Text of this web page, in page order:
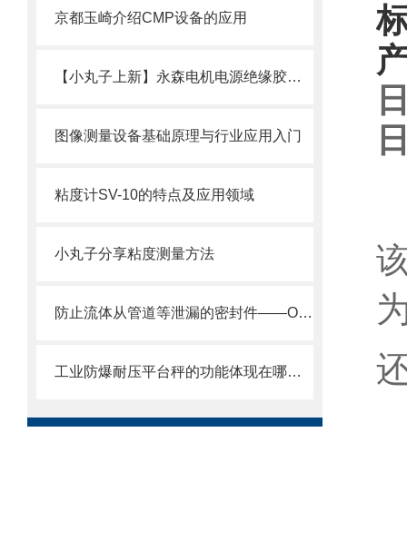
京都玉崎介绍CMP设备的应用
【小丸子上新】永森电机电源绝缘胶套50AMP现货
图像测量设备基础原理与行业应用入门
粘度计SV-10的特点及应用领域
小丸子分享粘度测量方法
防止流体从管道等泄漏的密封件——O型圈
工业防爆耐压平台秤的功能体现在哪些方面？